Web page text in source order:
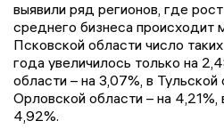
выявили ряд регионов, где
среднего бизнеса происходит
Псковской области число
года увеличилось только на
области – на 3,07%, в Тульской
Орловской области – на
4,92%.